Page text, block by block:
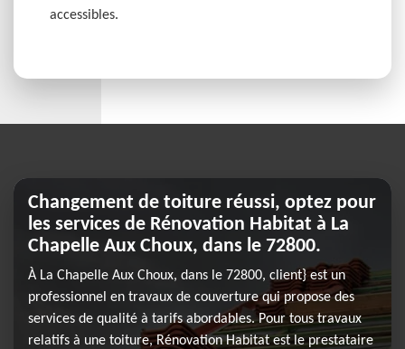
accessibles.
Changement de toiture réussi, optez pour
les services de Rénovation Habitat à La
Chapelle Aux Choux, dans le 72800.
À La Chapelle Aux Choux, dans le 72800, client} est un
professionnel en travaux de couverture qui propose des
services de qualité à tarifs abordables. Pour tous travaux
relatifs à une toiture, Rénovation Habitat est le prestataire